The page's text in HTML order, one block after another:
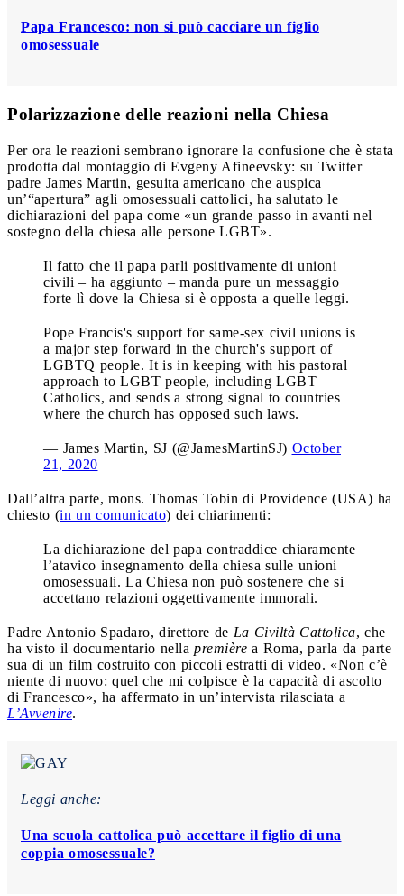
Papa Francesco: non si può cacciare un figlio
omosessuale
Polarizzazione delle reazioni nella Chiesa
Per ora le reazioni sembrano ignorare la confusione che è stata
prodotta dal montaggio di Evgeny Afineevsky: su Twitter
padre James Martin, gesuita americano che auspica
un’“apertura” agli omosessuali cattolici, ha salutato le
dichiarazioni del papa come «un grande passo in avanti nel
sostegno della chiesa alle persone LGBT».
Il fatto che il papa parli positivamente di unioni
civili – ha aggiunto – manda pure un messaggio
forte lì dove la Chiesa si è opposta a quelle leggi.
Pope Francis's support for same-sex civil unions is
a major step forward in the church's support of
LGBTQ people. It is in keeping with his pastoral
approach to LGBT people, including LGBT
Catholics, and sends a strong signal to countries
where the church has opposed such laws.
— James Martin, SJ (@JamesMartinSJ) October
21, 2020
Dall’altra parte, mons. Thomas Tobin di Providence (USA) ha
chiesto (in un comunicato) dei chiarimenti:
La dichiarazione del papa contraddice chiaramente
l’atavico insegnamento della chiesa sulle unioni
omosessuali. La Chiesa non può sostenere che si
accettano relazioni oggettivamente immorali.
Padre Antonio Spadaro, direttore de La Civiltà Cattolica, che
ha visto il documentario nella première a Roma, parla da parte
sua di un film costruito con piccoli estratti di video. «Non c’è
niente di nuovo: quel che mi colpisce è la capacità di ascolto
di Francesco», ha affermato in un’intervista rilasciata a
L’Avvenire.
Leggi anche:
Una scuola cattolica può accettare il figlio di una
coppia omosessuale?